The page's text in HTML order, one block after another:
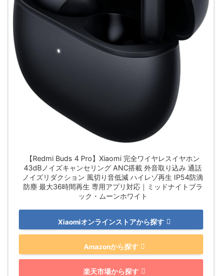
【Redmi Buds 4 Pro】Xiaomi 完全ワイヤレスイヤホン
43dBノイズキャンセリング ANC搭載 外音取り込み 通話
ノイズリダクション 風切り音低減 ハイレゾ再生 IP54防滴
防塵 最大36時間再生 専用アプリ対応｜ミッドナイトブラ
ック・ムーンホワイト
Xiaomiオンラインストアから探す
Amazonから探す
楽天市場から探す